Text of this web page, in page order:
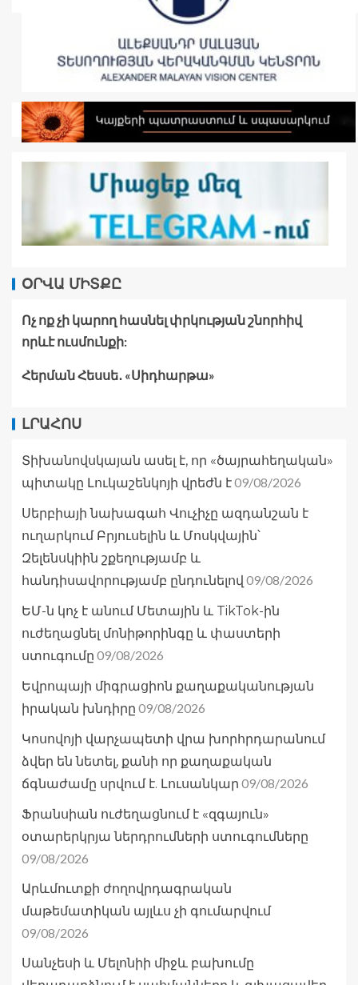
ՕՐՎԱ ՄԻՏՔԸ
Ոչ ոք չի կարող հասնել փրկության շնորհիվ
որևէ ուսմունքի:
Հերման Հեսսե․ «Սիդհարթա»
ԼՐԱՀՈՍ
Տիխանովսկայան ասել է, որ «ծայրահեղական»
պիտակը Լուկաշենկոյի վրեժն է09/08/2026
Սերբիայի նախագահ Վուչիչը ազդանշան է
ուղարկում Բրյուսելին և Մոսկվային՝
Զելենսկիին շքեղությամբ և
հանդիսավորությամբ ընդունելով 09/08/2026
ԵՄ-ն կոչ է անում Մետային և TikTok-ին
ուժեղացնել մոնիթորինգը և փաստերի
ստուգումը 09/08/2026
Եվրոպայի միգրացիոն քաղաքականության
իրական խնդիրը 09/08/2026
Կոսովոյի վարչապետի վրա խորհրդարանում
ձվեր են նետել, քանի որ քաղաքական
ճգնաժամը սրվում է. Լուսանկար 09/08/2026
Ֆրանսիան ուժեղացնում է «զգայուն»
օտարերկրյա ներդրումների ստուգումները
09/08/2026
Արևմուտքի ժողովրդագրական
մաթեմատիկան այլևս չի գումարվում
09/08/2026
Սանչեսի և Մելոնիի միջև բախումը